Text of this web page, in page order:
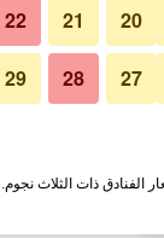
صور لـ بالاتزو داما
20
21
22
27
28
29
الفنادق ذات الثلاث نجوم.